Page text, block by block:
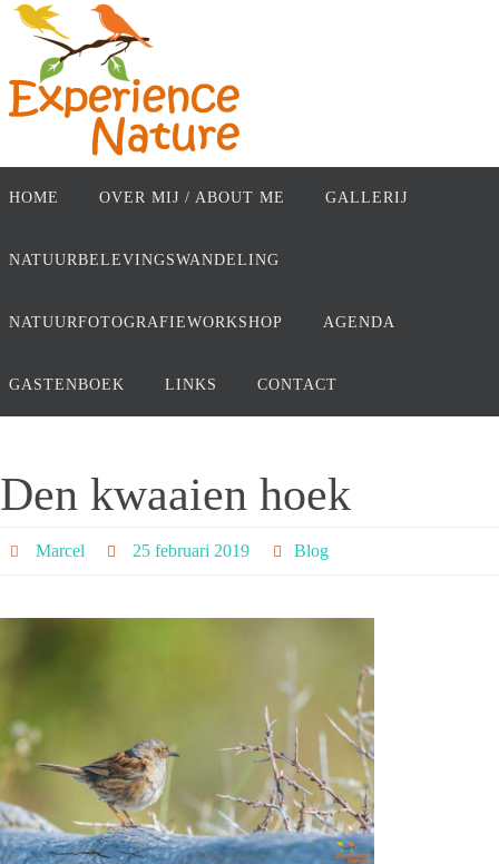
Ga
naar
inhoud
naar
deHOME OVER MIJ / ABOUT ME GALLERIJ
NATUURBELEVINGSWANDELING
NATUURFOTOGRAFIEWORKSHOP AGENDA
GASTENBOEK LINKS CONTACT
Den kwaaien hoek
Marcel 25 februari 2019 Blog